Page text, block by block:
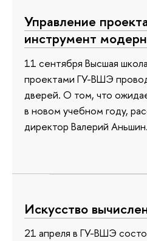
Управление
инструмент
11 сентября Высшая
проектами ГУ-ВШЭ
дверей. О том, что
в новом учебном году,
директор Валерий Аньшин.
Искусство
21 апреля в ГУ-ВШЭ